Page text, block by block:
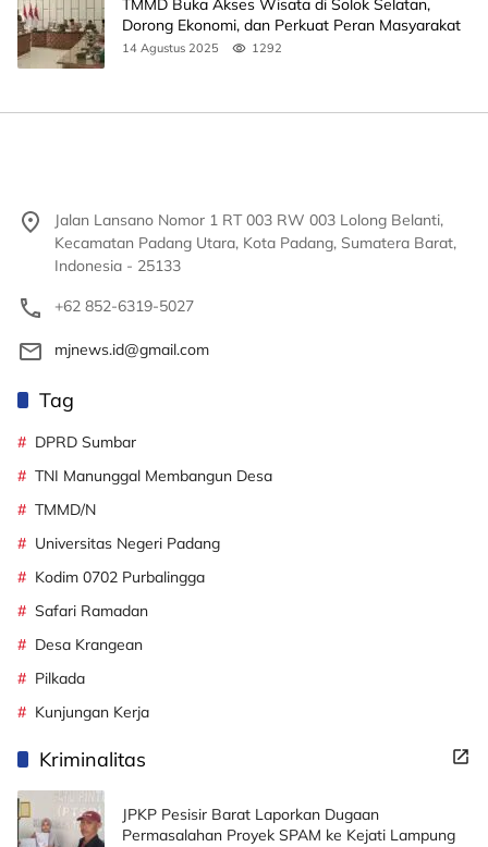
TMMD Buka Akses Wisata di Solok Selatan,
Dorong Ekonomi, dan Perkuat Peran Masyarakat
14 Agustus 2025 1292
Jalan Lansano Nomor 1 RT 003 RW 003 Lolong Belanti,
Kecamatan Padang Utara, Kota Padang, Sumatera Barat,
Indonesia - 25133
+62 852-6319-5027
mjnews.id@gmail.com
Tag
DPRD Sumbar
TNI Manunggal Membangun Desa
TMMD/N
Universitas Negeri Padang
Kodim 0702 Purbalingga
Safari Ramadan
Desa Krangean
Pilkada
Kunjungan Kerja
Kriminalitas
JPKP Pesisir Barat Laporkan Dugaan
Permasalahan Proyek SPAM ke Kejati Lampung